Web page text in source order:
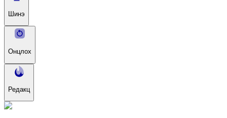
Шинэ
Онцлох
Редакц